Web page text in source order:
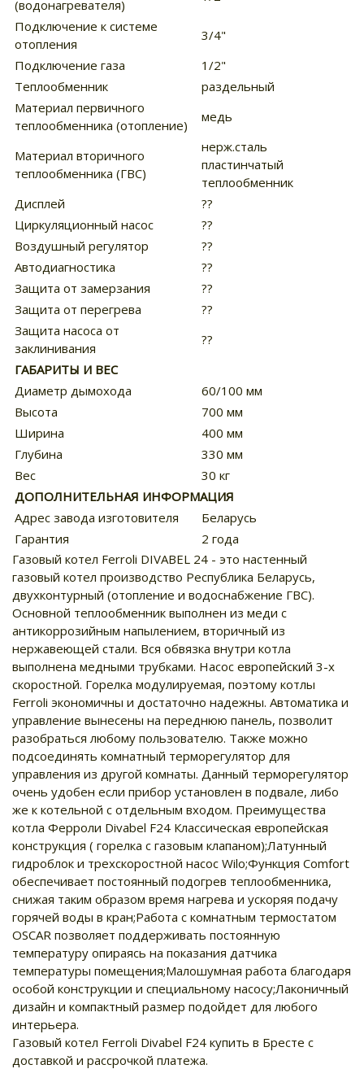
(водонагревателя)
Подключение к системе
отопления
3/4"
Подключение газа
1/2"
Теплообменник
раздельный
Материал первичного
теплообменника (отопление)
медь
Материал вторичного
теплообменника (ГВС)
нерж.сталь
пластинчатый
теплообменник
Дисплей
??
Циркуляционный насос
??
Воздушный регулятор
??
Автодиагностика
??
Защита от замерзания
??
Защита от перегрева
??
Защита насоса от
заклинивания
??
ГАБАРИТЫ И ВЕС
Диаметр дымохода
60/100 мм
Высота
700 мм
Ширина
400 мм
Глубина
330 мм
Вес
30 кг
ДОПОЛНИТЕЛЬНАЯ ИНФОРМАЦИЯ
Адрес завода изготовителя
Беларусь
Гарантия
2 года
Газовый котел Ferroli DIVABEL 24 - это настенный
газовый котел производство Республика Беларусь,
двухконтурный (отопление и водоснабжение ГВС).
Основной теплообменник выполнен из меди с
антикоррозийным напылением, вторичный из
нержавеющей стали. Вся обвязка внутри котла
выполнена медными трубками. Насос европейский 3-х
скоростной. Горелка модулируемая, поэтому котлы
Ferroli экономичны и достаточно надежны. Автоматика и
управление вынесены на переднюю панель, позволит
разобраться любому пользователю. Также можно
подсоединять комнатный терморегулятор для
управления из другой комнаты. Данный терморегулятор
очень удобен если прибор установлен в подвале, либо
же к котельной с отдельным входом. Преимущества
котла Ферроли Divabel F24 Классическая европейская
конструкция ( горелка с газовым клапаном);Латунный
гидроблок и трехскоростной насос Wilo;Функция Comfort
обеспечивает постоянный подогрев теплообменника,
снижая таким образом время нагрева и ускоряя подачу
горячей воды в кран;Работа с комнатным термостатом
OSCAR позволяет поддерживать постоянную
температуру опираясь на показания датчика
температуры помещения;Малошумная работа благодаря
особой конструкции и специальному насосу;Лаконичный
дизайн и компактный размер подойдет для любого
интерьера.
Газовый котел Ferroli Divabel F24 купить в Бресте с
доставкой и рассрочкой платежа.